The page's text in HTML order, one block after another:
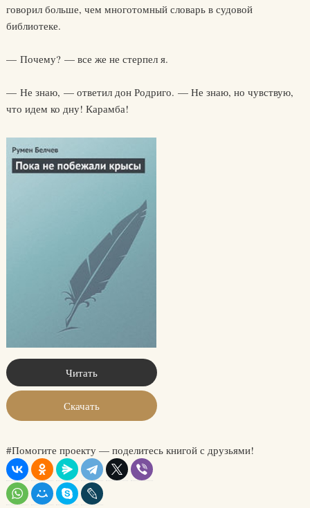
говорил больше, чем многотомный словарь в судовой
библиотеке.
— Почему? — все же не стерпел я.
— Не знаю, — ответил дон Родриго. — Не знаю, но чувствую,
что идем ко дну! Карамба!
Читать
Скачать
#Помогите проекту — поделитесь книгой с друзьями!